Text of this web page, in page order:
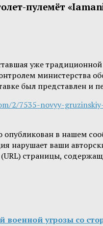
пулемёт
уже
министерства
был представлен и
2/7535-novyy-
в нашем
нарушает ваши
страницы,
угрозы со